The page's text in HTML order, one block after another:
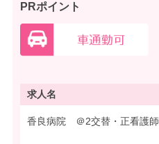
PRポイント
求人名
香良病院 ＠2交替・正看護師